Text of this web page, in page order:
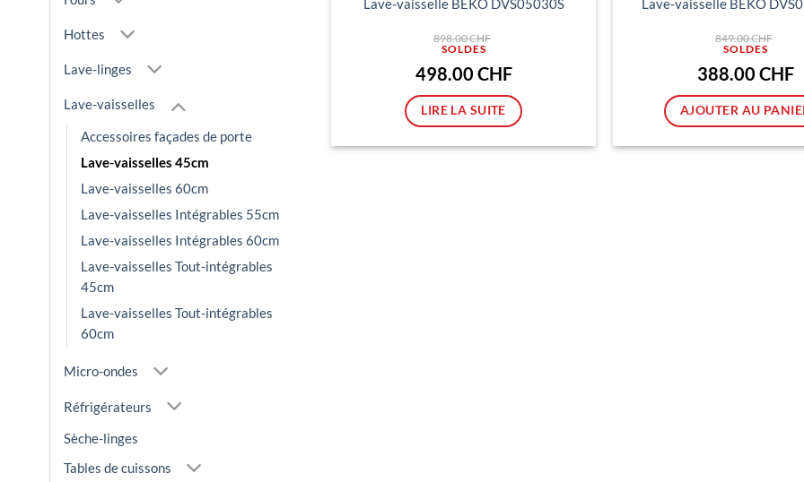
Hottes
Lave-linges
Lave-vaisselles
Accessoires façades de porte
Lave-vaisselles 45cm
Lave-vaisselles 60cm
Lave-vaisselles Intégrables 55cm
Lave-vaisselles Intégrables 60cm
Lave-vaisselles Tout-intégrables
45cm
Lave-vaisselles Tout-intégrables
60cm
Micro-ondes
Réfrigérateurs
Sèche-linges
Tables de cuissons
Lave-vaisselle BEKO DVS05030S
898.00CHF
était :
898.00 CHF.
498.00 CHFLe
actuel
est :
498.00 CHF.
LIRE LA SUITE
Lave-vaisselle BEKO
849.00CHF
était :
388.00 CHFLe
AJOUTER AU